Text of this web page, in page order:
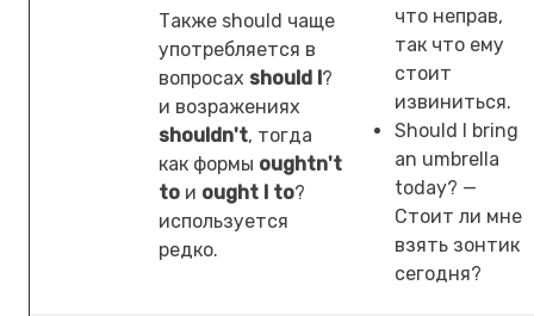
Также should чаще
употребляется в
вопросах should I?
и возражениях
shouldn't, тогда
как формы oughtn't
to и ought I to?
используется
редко.
что неправ,
так что ему
стоит
извиниться.
Should I bring
an umbrella
today? —
Стоит ли мне
взять зонтик
сегодня?